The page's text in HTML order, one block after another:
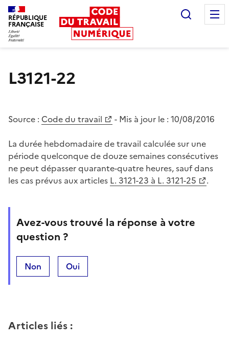
RÉPUBLIQUE
FRANÇAISE
L3121-22
Source : Code du travail - Mis à jour le : 10/08/2016
La durée hebdomadaire de travail calculée sur une
période quelconque de douze semaines consécutives
ne peut dépasser quarante-quatre heures, sauf dans
les cas prévus aux articles L. 3121-23 à L. 3121-25 .
Avez-vous trouvé la réponse à votre
question ?
Non Oui
Articles liés :